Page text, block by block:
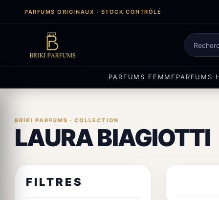
PARFUMS ORIGINAUX · STOCK CONTRÔLÉ
Recherche
de
produits
PARFUMS FEMME PARFUMS
LAURA BIAGIOTTI
FILTRES